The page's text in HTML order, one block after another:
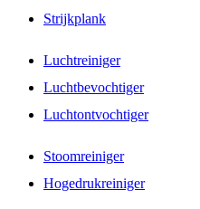
Strijkplank
Luchtreiniger
Luchtbevochtiger
Luchtontvochtiger
Stoomreiniger
Hogedrukreiniger